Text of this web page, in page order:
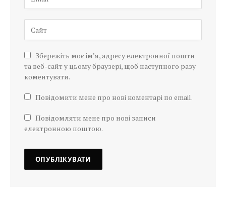
Збережіть моє ім’я, адресу електронної пошти
та веб-сайт у цьому браузері, щоб наступного разу
коментувати.
Повідомити мене про нові коментарі по email.
Повідомляти мене про нові записи
електронною поштою.